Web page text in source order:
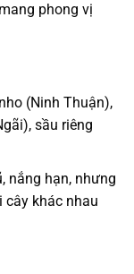
phong vị
(Ninh Thuận),
sầu riêng
nắng hạn, nhưng
cây khác nhau